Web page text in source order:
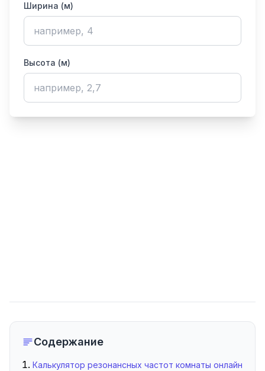
Ширина (м)
Высота (м)
Содержание
Калькулятор резонансных частот комнаты онлайн